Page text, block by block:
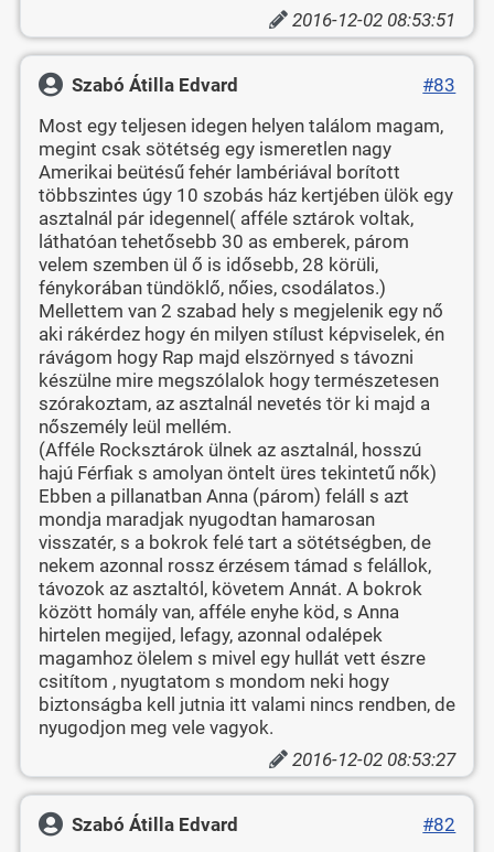
2016-12-02 08:53:51
Szabó Átilla Edvard
#83
Most egy teljesen idegen helyen találom magam,
megint csak sötétség egy ismeretlen nagy
Amerikai beütésű fehér lambériával borított
többszintes úgy 10 szobás ház kertjében ülök egy
asztalnál pár idegennel( afféle sztárok voltak,
láthatóan tehetősebb 30 as emberek, párom
velem szemben ül ő is idősebb, 28 körüli,
fénykorában tündöklő, nőies, csodálatos.)
Mellettem van 2 szabad hely s megjelenik egy nő
aki rákérdez hogy én milyen stílust képviselek, én
rávágom hogy Rap majd elszörnyed s távozni
készülne mire megszólalok hogy természetesen
szórakoztam, az asztalnál nevetés tör ki majd a
nőszemély leül mellém.
(Afféle Rocksztárok ülnek az asztalnál, hosszú
hajú Férfiak s amolyan öntelt üres tekintetű nők)
Ebben a pillanatban Anna (párom) feláll s azt
mondja maradjak nyugodtan hamarosan
visszatér, s a bokrok felé tart a sötétségben, de
nekem azonnal rossz érzésem támad s felállok,
távozok az asztaltól, követem Annát. A bokrok
között homály van, afféle enyhe köd, s Anna
hirtelen megijed, lefagy, azonnal odalépek
magamhoz ölelem s mivel egy hullát vett észre
csitítom , nyugtatom s mondom neki hogy
biztonságba kell jutnia itt valami nincs rendben, de
nyugodjon meg vele vagyok.
2016-12-02 08:53:27
Szabó Átilla Edvard
#82